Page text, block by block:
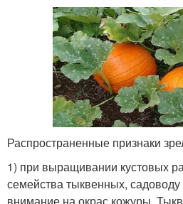
Распространенные признаки
1) при выращивании кустовых
семейства тыквенных, садоводу
внимание на окрас кожуры.